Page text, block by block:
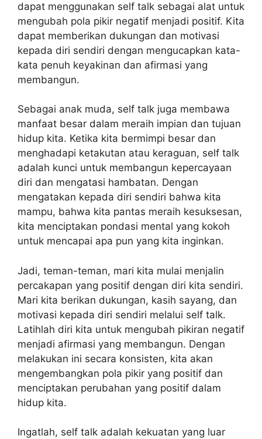
dapat menggunakan self talk sebagai alat untuk
mengubah pola pikir negatif menjadi positif. Kita
dapat memberikan dukungan dan motivasi
kepada diri sendiri dengan mengucapkan kata-
kata penuh keyakinan dan afirmasi yang
membangun.
Sebagai anak muda, self talk juga membawa
manfaat besar dalam meraih impian dan tujuan
hidup kita. Ketika kita bermimpi besar dan
menghadapi ketakutan atau keraguan, self talk
adalah kunci untuk membangun kepercayaan
diri dan mengatasi hambatan. Dengan
mengatakan kepada diri sendiri bahwa kita
mampu, bahwa kita pantas meraih kesuksesan,
kita menciptakan pondasi mental yang kokoh
untuk mencapai apa pun yang kita inginkan.
Jadi, teman-teman, mari kita mulai menjalin
percakapan yang positif dengan diri kita sendiri.
Mari kita berikan dukungan, kasih sayang, dan
motivasi kepada diri sendiri melalui self talk.
Latihlah diri kita untuk mengubah pikiran negatif
menjadi afirmasi yang membangun. Dengan
melakukan ini secara konsisten, kita akan
mengembangkan pola pikir yang positif dan
menciptakan perubahan yang positif dalam
hidup kita.
Ingatlah, self talk adalah kekuatan yang luar